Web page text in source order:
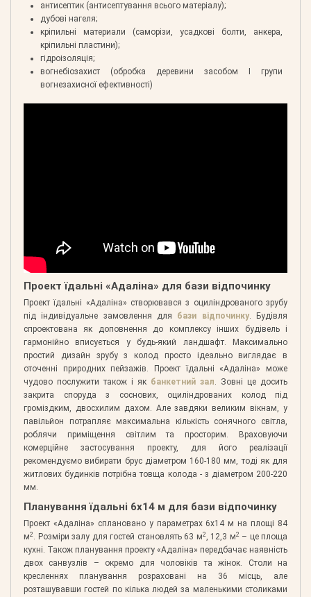
антисептик (антисептування всього матеріалу);
дубові нагеля;
кріпильні материали (саморізи, усадкові болти, анкера,
кріпильні пластини);
гідроізоляція;
вогнебіозахист (обробка деревини засобом І групи
вогнезахисної ефективності)
Проект їдальні «Адаліна» для бази відпочинку
Проект їдальні «Адаліна» створювався з оциліндрованого зрубу
під індивідуальне замовлення для бази відпочинку. Будівля
спроектована як доповнення до комплексу інших будівель і
гармонійно вписується у будь-який ландшафт. Максимально
простий дизайн зрубу з колод просто ідеально виглядає в
оточенні природних пейзажів. Проект їдальні «Адаліна» може
чудово послужити також і як банкетний зал . Зовні це досить
закрита споруда з соснових, оциліндрованих колод під
громіздким, двосхилим дахом. Але завдяки великим вікнам, у
павільйон потрапляє максимальна кількість сонячного світла,
роблячи приміщення світлим та просторим. Враховуючи
комерційне застосування проекту, для його реалізації
рекомендуємо вибирати брус діаметром 160-180 мм, тоді як для
житлових будинків потрібна товща колода - з діаметром 200-220
мм.
Планування їдальні 6х14 м для бази відпочинку
Проект «Адаліна» сплановано у параметрах 6х14 м на площі 84
м2 . Розміри залу для гостей становлять 63 м2, 12,3 м2– це площа
кухні. Також планування проекту «Адаліна» передбачає наявність
двох санвузлів – окремо для чоловіків та жінок. Столи на
кресленнях планування розраховані на 36 місць, але
розташувавши гостей по кілька людей за маленькими столиками